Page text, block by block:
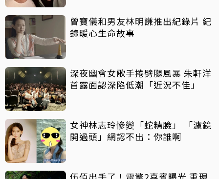
曾寶儀和男友林明謙推出紀錄片 紀
錄暖心生命故事
深夜幽會女歌手捲劈腿風暴 朱軒洋
首露面認深陷低潮「近況不佳」
女神林志玲慘變「蛇精臉」 「濾鏡
開過頭」網認不出：你誰啊